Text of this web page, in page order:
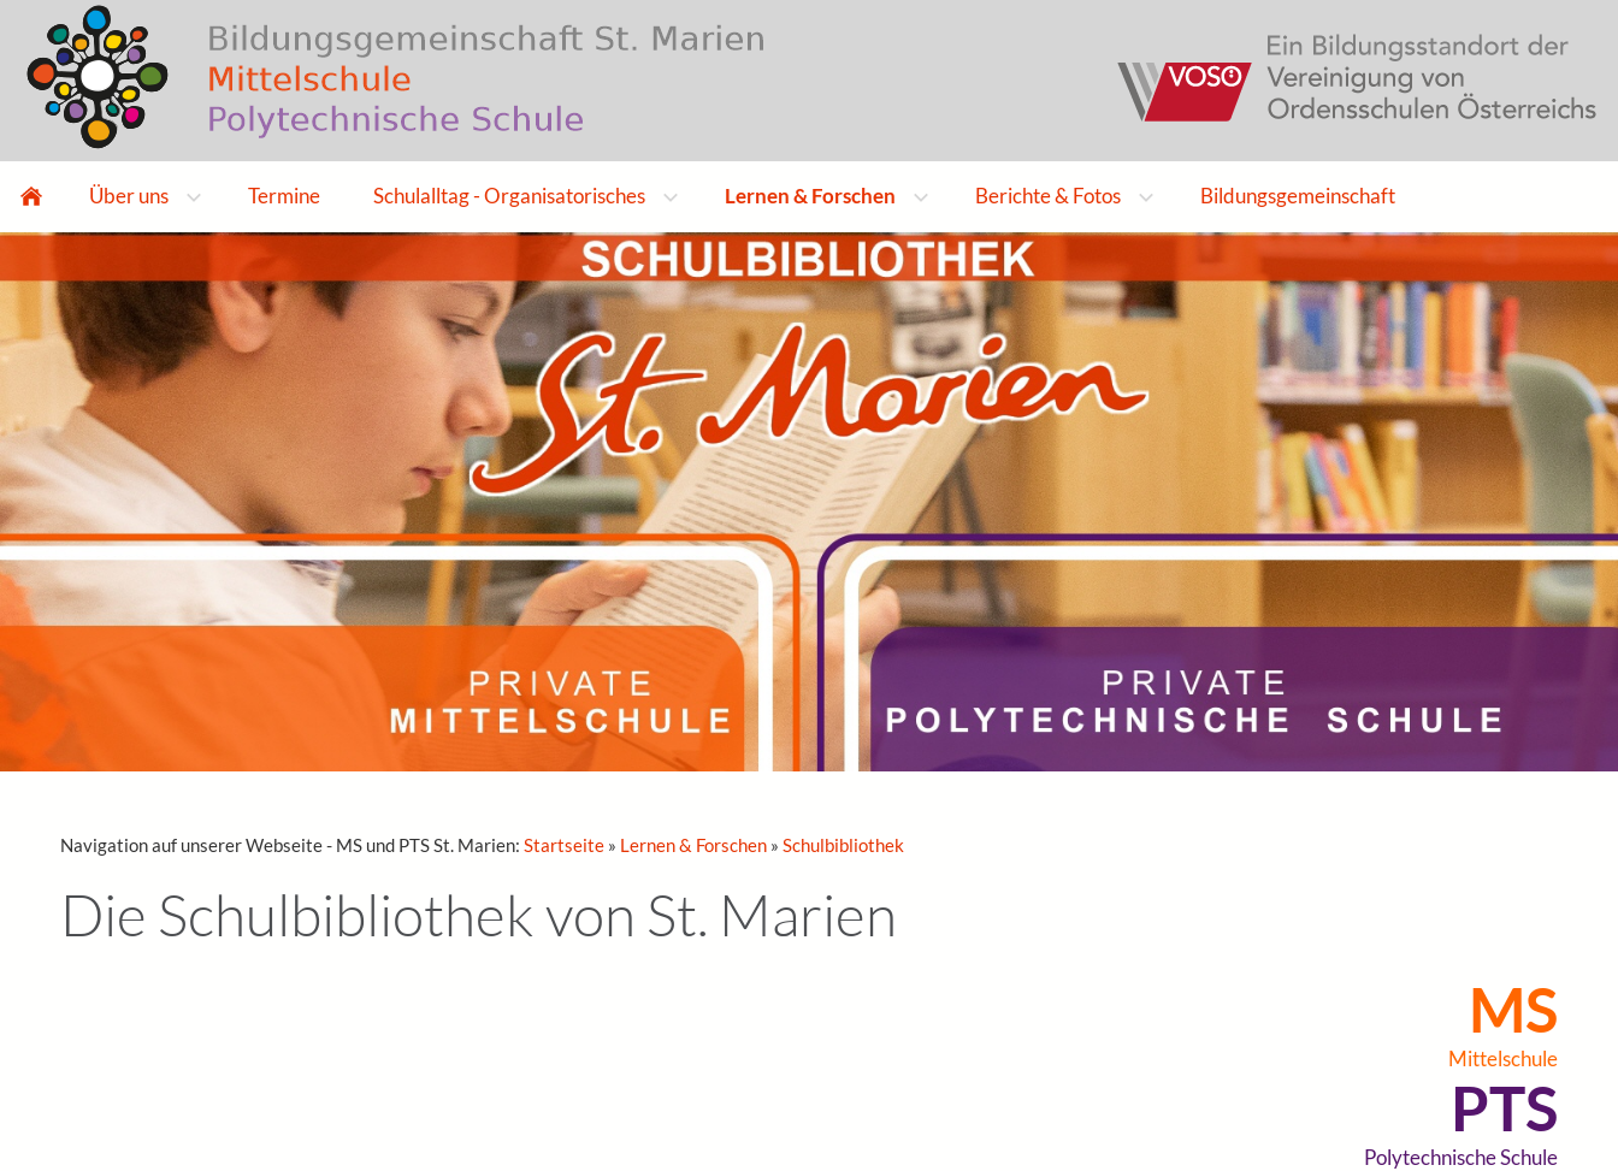
Über uns Termine Schulalltag - Organisatorisches Lernen & Forschen Berichte & Fotos Bildungsgemeinschaft
Navigation auf unserer Webseite - MS und PTS St. Marien: Startseite » Lernen & Forschen » Schulbibliothek
Die Schulbibliothek von St. Marien
MS
Mittelschule
PTS
Polytechnische Schule